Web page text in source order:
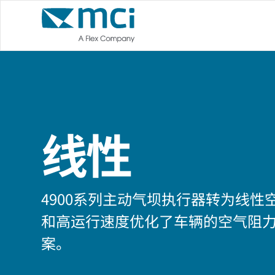
线性
4900系列主动气坝执行器转为线性
和高运行速度优化了车辆的空气阻
案。